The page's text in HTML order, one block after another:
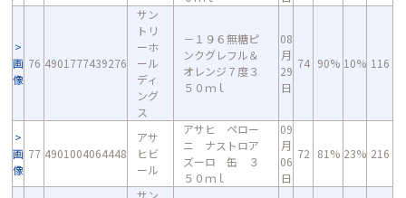
画
像
76 4901777439276
サン
トリ
ーホ
ール
ディ
ング
ス
－１９６無糖ピ
ンクグレフル＆
オレンジ７度３
５０ｍｌ
08
月
29
日
74 90% 10% 116
画
像
77 4901004064448
アサ
ヒビ
ール
アサヒ ペロー
ニ ナストロア
ズーロ 缶 ３
５０ｍｌ
09
月
06
日
72 81% 23% 216
サン